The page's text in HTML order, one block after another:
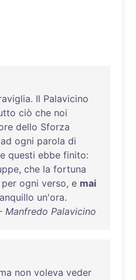
. Il Palavicino
ciò che noi
dello Sforza
ad ogni parola di
questi ebbe finito:
, che la fortuna
per ogni verso, e mai
un'ora.
Manfredo Palavicino
non voleva veder